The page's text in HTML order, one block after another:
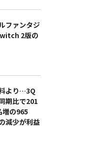
ファンタジ
2版の
より…3Q
期比で201
増の965
減少が利益